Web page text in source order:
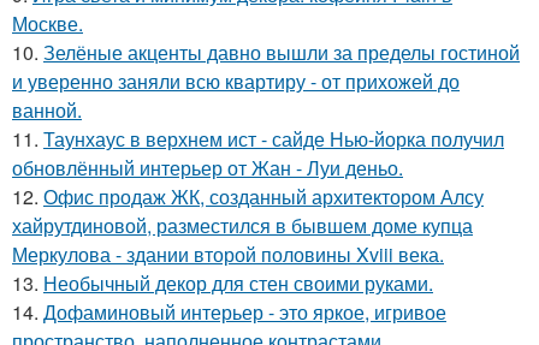
Москве.
10. Зелёные акценты давно вышли за пределы гостиной
и уверенно заняли всю квартиру - от прихожей до
ванной.
11. Таунхаус в верхнем ист - сайде Нью-йорка получил
обновлённый интерьер от Жан - Луи деньо.
12. Офис продаж ЖК, созданный архитектором Алсу
хайрутдиновой, разместился в бывшем доме купца
Меркулова - здании второй половины Xviii века.
13. Необычный декор для стен своими руками.
14. Дофаминовый интерьер - это яркое, игривое